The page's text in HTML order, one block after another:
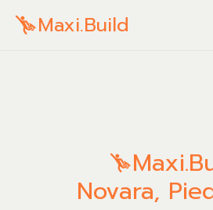
Maxi.Build
Novara,